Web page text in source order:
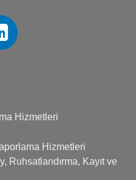
Hizmetleri
Hizmetleri
Ruhsatlandırma, Kayıt ve